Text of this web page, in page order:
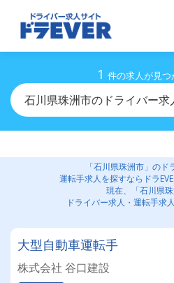
1 件の求人が見つ
石川県珠洲市のドライバー
「石川県珠洲市」のド
運転手求人を探すならドラ
現在、「石川県
ドライバー求人・運転手求
大型自動車運転手
株式会社 谷口建設